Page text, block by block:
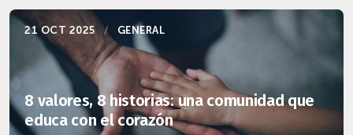
21 OCT 2025 / GENERAL
8 valores, 8 historias: una comunidad que
educa con el corazón